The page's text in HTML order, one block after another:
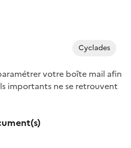
sur Twitter
Partager sur LinkedIn
Partager par email
Copier dans le
Cyclades
votre boîte mail afin
importants ne se retrouvent